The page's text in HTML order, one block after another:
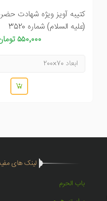
کتیبه آویز ویژه شهادت
(علیه السلام) شماره 3520
۵۵۰٬۰۰۰ تومان
لینک های
باب الحرم